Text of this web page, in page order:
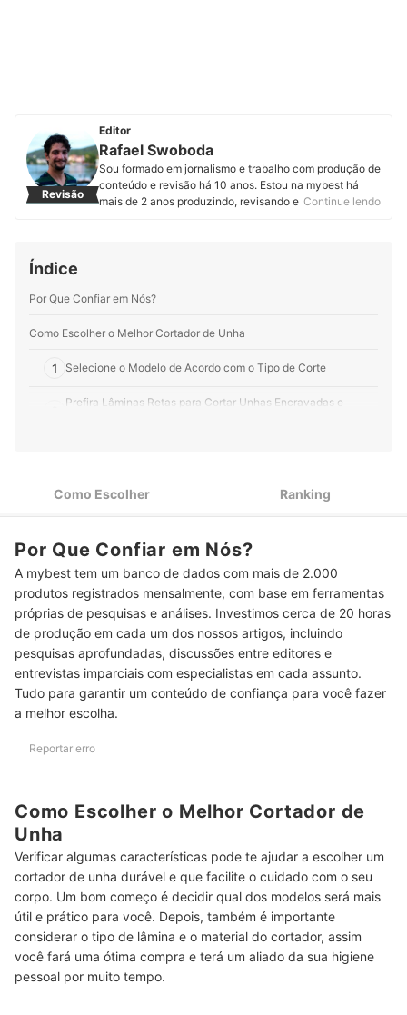
Revisão
Editor
Rafael Swoboda
Sou formado em jornalismo e trabalho com produção de
conteúdo e revisão há 10 anos. Estou na mybest há
mais de 2 anos produzindo, revisando e atualizando
Continue lendo
Índice
Por Que Confiar em Nós?
Como Escolher o Melhor Cortador de Unha
1 Selecione o Modelo de Acordo com o Tipo de Corte
Prefira Lâminas Retas para Cortar Unhas Encravadas e
4 Opte por Modelos com Acessórios Extras, como a Lixa
Top 10 Melhores Cortadores de Unha
Por Que é tão Importante Ter o Próprio Kit para Unhas?
Confira Também as Melhores Bases de Unha
Como Escolher Ranking
Por Que Confiar em Nós?
A mybest tem um banco de dados com mais de 2.000
produtos registrados mensalmente, com base em ferramentas
próprias de pesquisas e análises. Investimos cerca de 20 horas
de produção em cada um dos nossos artigos, incluindo
pesquisas aprofundadas, discussões entre editores e
entrevistas imparciais com especialistas em cada assunto.
Tudo para garantir um conteúdo de confiança para você fazer
a melhor escolha.
Reportar erro
Como Escolher o Melhor Cortador de
Unha
Verificar algumas características pode te ajudar a escolher um
cortador de unha durável e que facilite o cuidado com o seu
corpo. Um bom começo é decidir qual dos modelos será mais
útil e prático para você. Depois, também é importante
considerar o tipo de lâmina e o material do cortador, assim
você fará uma ótima compra e terá um aliado da sua higiene
pessoal por muito tempo.